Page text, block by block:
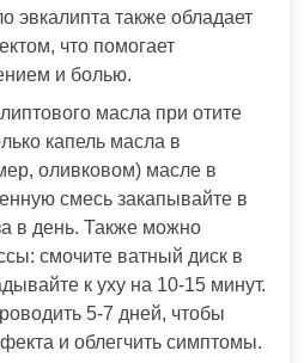
эвкалипта также обладает
что помогает
и болью.
масла при отите
капель масла в
оливковом) масле в
смесь закапывайте в
в день. Также можно
смочите ватный диск в
к уху на 10-15 минут.
5-7 дней, чтобы
и облегчить симптомы.